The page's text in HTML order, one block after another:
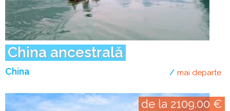
China ancestrală
China mai departe
de la 2109.00 €